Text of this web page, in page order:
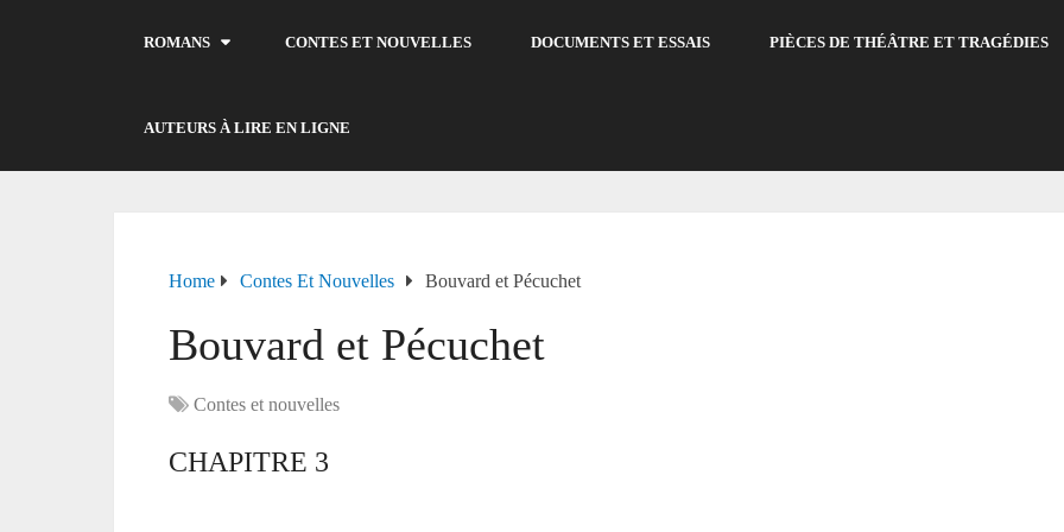
ROMANS CONTES ET NOUVELLES DOCUMENTS ET ESSAIS PIÈCES DE THÉÂTRE ET TRAGÉDIES
AUTEURS À LIRE EN LIGNE
Home Contes Et Nouvelles Bouvard et Pécuchet
Bouvard et Pécuchet
Contes et nouvelles
CHAPITRE 3